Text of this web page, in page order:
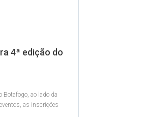
4ª edição do
Botafogo, ao lado da
as inscrições